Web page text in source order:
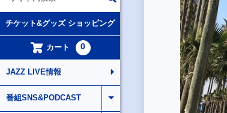
チケット&グッズ ショッピング
カート 0
JAZZ LIVE情報
番組SNS&PODCAST